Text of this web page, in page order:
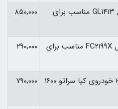
فیلتر هوا خودرو بهران فیلتر مدل GL۱۴۱۳ مناسب برای
۸۵۰,۰۰۰
فیلتر هوای خودروی کاسپین مدل FC۲۱۹۹X مناسب برای
۲۹۰,۰۰۰
فیلتر هوای کیا مدل ۲۸۱۱۳ ۲H۰۰۰ خودروی کیا سراتو ۱۶۰۰
۷۹۰,۰۰۰